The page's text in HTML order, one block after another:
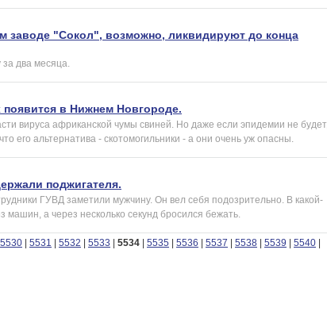
заводе "Сокол", возможно, ликвидируют до конца
два месяца.
в Нижнем Новгороде.
вируса африканской чумы свиней. Но даже если эпидемии не будет,
его альтернатива - скотомогильники - а они очень уж опасны.
поджигателя.
ГУВД заметили мужчину. Он вел себя подозрительно. В какой-
а через несколько секунд бросился бежать.
5530 | 5531 | 5532 | 5533 | 5534 | 5535 | 5536 | 5537 | 5538 | 5539 | 5540 |